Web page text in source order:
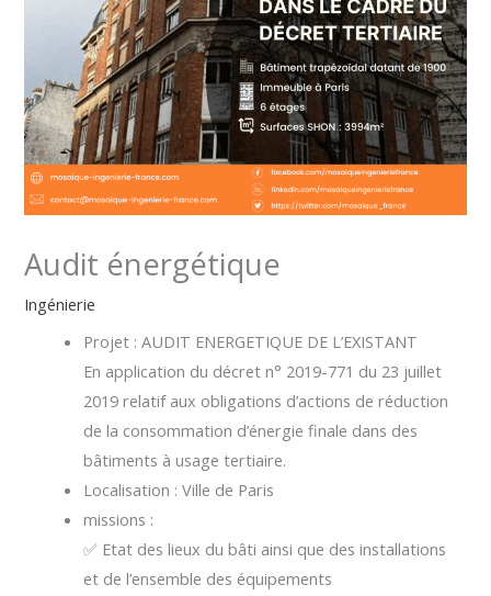
Audit énergétique
Ingénierie
Projet : AUDIT ENERGETIQUE DE L’EXISTANT
En application du décret n° 2019-771 du 23 juillet
2019 relatif aux obligations d’actions de réduction
de la consommation d’énergie finale dans des
bâtiments à usage tertiaire.
Localisation : Ville de Paris
missions :
✅ Etat des lieux du bâti ainsi que des installations
et de l’ensemble des équipements